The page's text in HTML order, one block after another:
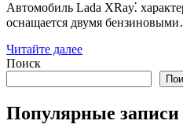
Автомобиль Lada XRay⁚
оснащается двумя
Читайте далее
Поиск
Популярные записи